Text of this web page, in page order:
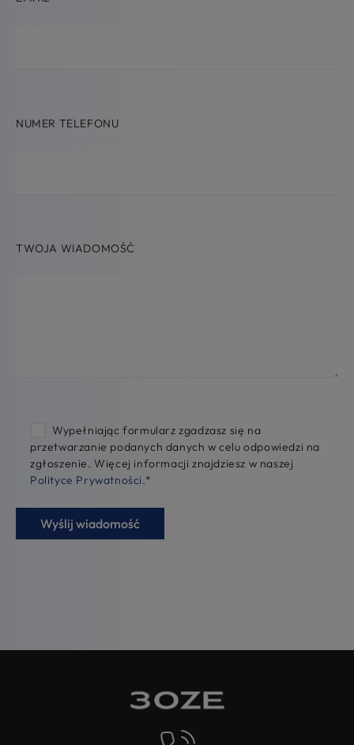
NUMER TELEFONU
TWOJA WIADOMOŚĆ
Wypełniając formularz zgadzasz się na
przetwarzanie podanych danych w celu odpowiedzi na
zgłoszenie. Więcej informacji znajdziesz w naszej
Polityce Prywatności.*